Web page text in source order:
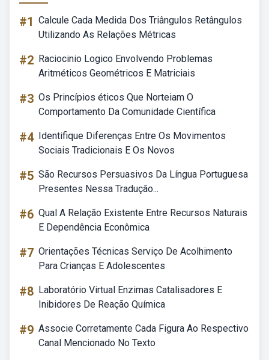
#1 Calcule Cada Medida Dos Triângulos Retângulos
Utilizando As Relações Métricas
#2 Raciocinio Logico Envolvendo Problemas
Aritméticos Geométricos E Matriciais
#3 Os Princípios éticos Que Norteiam O
Comportamento Da Comunidade Científica
#4 Identifique Diferenças Entre Os Movimentos
Sociais Tradicionais E Os Novos
#5 São Recursos Persuasivos Da Língua Portuguesa
Presentes Nessa Tradução...
#6 Qual A Relação Existente Entre Recursos Naturais
E Dependência Econômica
#7 Orientações Técnicas Serviço De Acolhimento
Para Crianças E Adolescentes
#8 Laboratório Virtual Enzimas Catalisadores E
Inibidores De Reação Química
#9 Associe Corretamente Cada Figura Ao Respectivo
Canal Mencionado No Texto